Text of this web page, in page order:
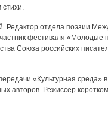
стихи.
Редактор отдела поэзии
фестиваля «Молодые
Союза российских
«Культурная среда»
авторов. Режиссер